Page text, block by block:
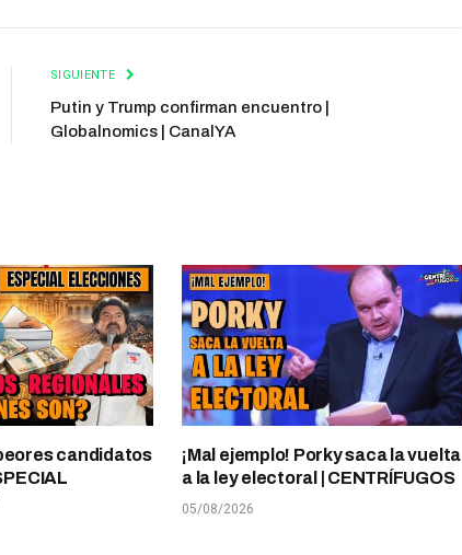
SIGUIENTE
Putin y Trump confirman encuentro |
Globalnomics | CanalYA
candidatos
¡Mal ejemplo! Porky saca la vuelta
a la ley electoral | CENTRÍFUGOS
05/08/2026